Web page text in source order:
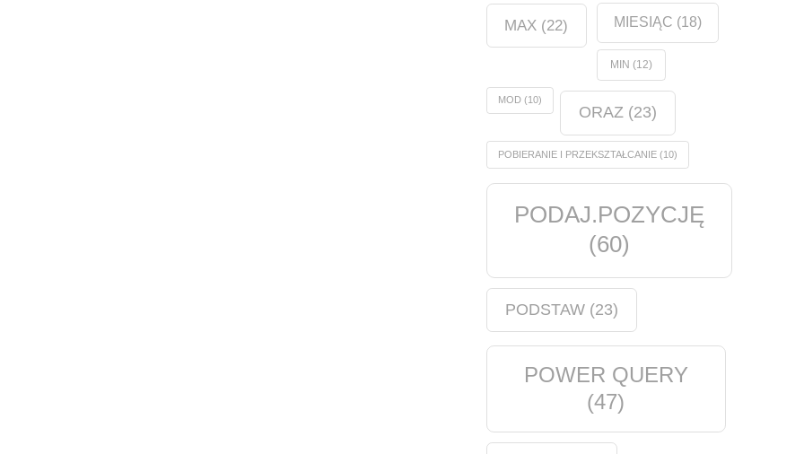
MAX (22) MIESIĄC (18)
MIN (12)
MOD(10)
ORAZ (23)
POBIERANIE I PRZEKSZTAŁCANIE(10)
PODAJ.POZYCJĘ
(60)
PODSTAW(23)
POWER QUERY
(47)